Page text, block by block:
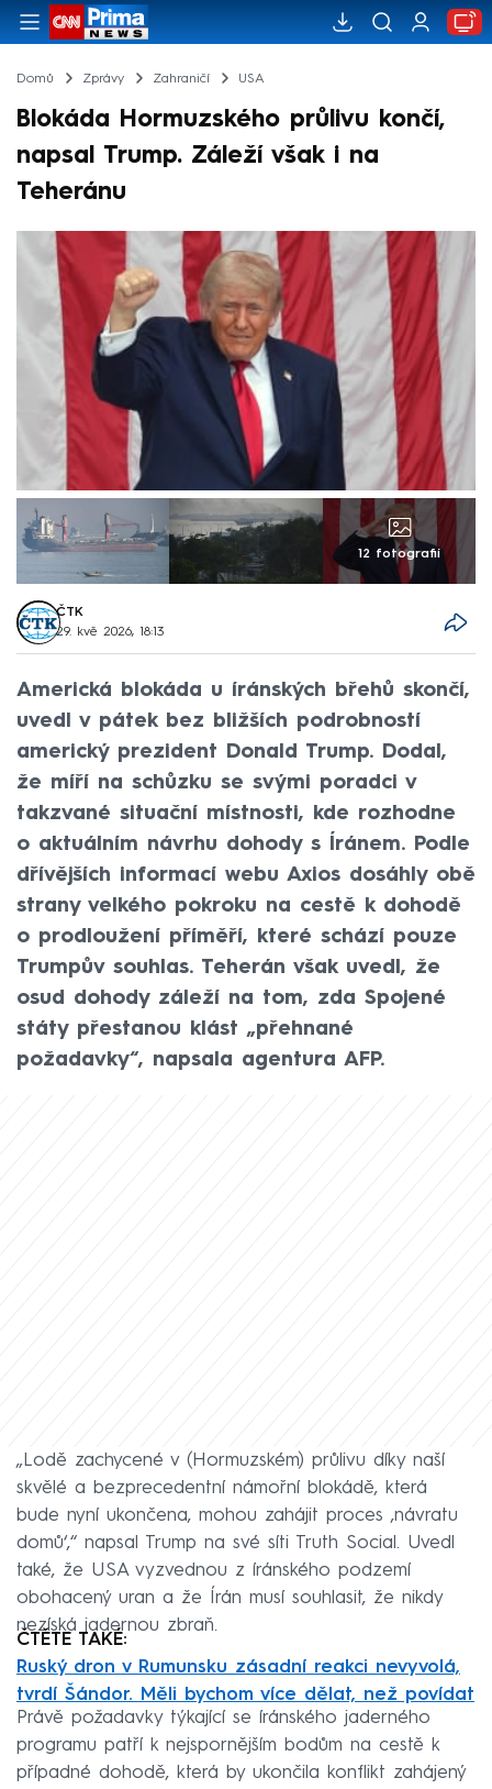
Domů Zprávy Zahraničí USA
Blokáda Hormuzského průlivu končí,
napsal Trump. Záleží však i na
Teheránu
12 fotografií
ČTK
29. kvě 2026, 18:13
Americká blokáda u íránských břehů skončí,
uvedl v pátek bez bližších podrobností
americký prezident Donald Trump. Dodal,
že míří na schůzku se svými poradci v
takzvané situační místnosti, kde rozhodne
o aktuálním návrhu dohody s Íránem. Podle
dřívějších informací webu Axios dosáhly obě
strany velkého pokroku na cestě k dohodě
o prodloužení příměří, které schází pouze
Trumpův souhlas. Teherán však uvedl, že
osud dohody záleží na tom, zda Spojené
státy přestanou klást „přehnané
požadavky“, napsala agentura AFP.
„Lodě zachycené v (Hormuzském) průlivu díky naší
skvělé a bezprecedentní námořní blokádě, která
bude nyní ukončena, mohou zahájit proces ‚návratu
domů‘,“ napsal Trump na své síti Truth Social. Uvedl
také, že USA vyzvednou z íránského podzemí
obohacený uran a že Írán musí souhlasit, že nikdy
nezíská jadernou zbraň.
ČTĚTE TAKÉ:
Ruský dron v Rumunsku zásadní reakci nevyvolá,
tvrdí Šándor. Měli bychom více dělat, než povídat
Právě požadavky týkající se íránského jaderného
programu patří k nejspornějším bodům na cestě k
případné dohodě, která by ukončila konflikt zahájený